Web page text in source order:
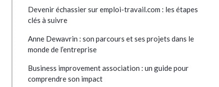
Devenir échassier sur emploi-travail.com : les étapes
clés à suivre
Anne Dewavrin : son parcours et ses projets dans le
monde de l’entreprise
Business improvement association : un guide pour
comprendre son impact